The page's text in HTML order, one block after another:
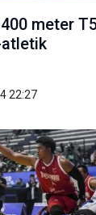
meter
22:27